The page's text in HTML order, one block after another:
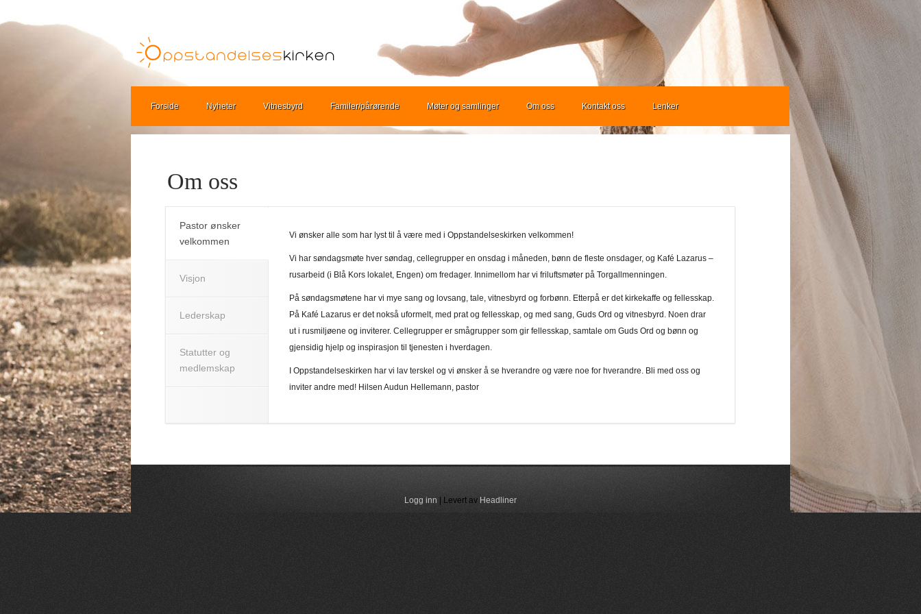
Forside Nyheter Vitnesbyrd Familer/pårørende Møter og samlinger Om oss Kontakt oss Lenker
Om oss
Pastor ønsker
velkommen
Visjon
Lederskap
Statutter og
medlemskap
Vi ønsker alle som har lyst til å være med i Oppstandelseskirken velkommen!
Vi har søndagsmøte hver søndag, cellegrupper en onsdag i måneden, bønn de fleste onsdager, og Kafé Lazarus –
rusarbeid (i Blå Kors lokalet, Engen) om fredager. Innimellom har vi friluftsmøter på Torgallmenningen.
På søndagsmøtene har vi mye sang og lovsang, tale, vitnesbyrd og forbønn. Etterpå er det kirkekaffe og fellesskap.
På Kafé Lazarus er det nokså uformelt, med prat og fellesskap, og med sang, Guds Ord og vitnesbyrd. Noen drar
ut i rusmiljøene og inviterer. Cellegrupper er smågrupper som gir fellesskap, samtale om Guds Ord og bønn og
gjensidig hjelp og inspirasjon til tjenesten i hverdagen.
I Oppstandelseskirken har vi lav terskel og vi ønsker å se hverandre og være noe for hverandre. Bli med oss og
inviter andre med! Hilsen Audun Hellemann, pastor
Logg inn | Levert av Headliner